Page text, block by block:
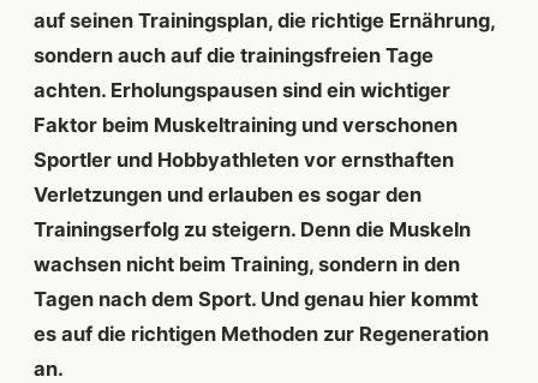
auf seinen Trainingsplan, die richtige Ernährung,
sondern auch auf die trainingsfreien Tage
achten. Erholungspausen sind ein wichtiger
Faktor beim Muskeltraining und verschonen
Sportler und Hobbyathleten vor ernsthaften
Verletzungen und erlauben es sogar den
Trainingserfolg zu steigern. Denn die Muskeln
wachsen nicht beim Training, sondern in den
Tagen nach dem Sport. Und genau hier kommt
es auf die richtigen Methoden zur Regeneration
an.